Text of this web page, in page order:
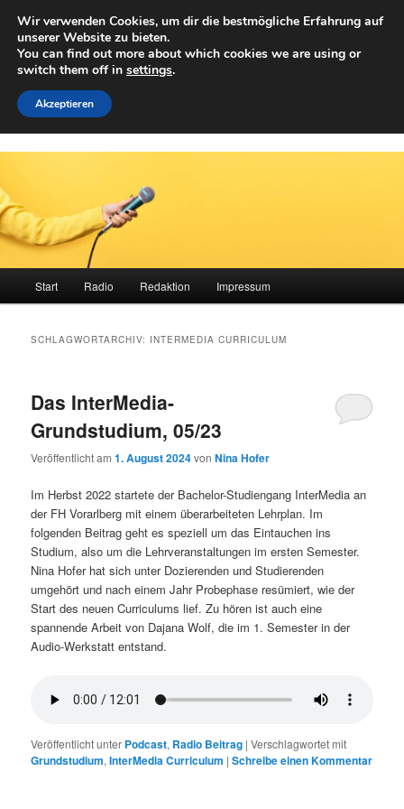
primären
Inhalt
springen
sekundären
Inhalt
springenAchwelle
Campus Medien der Fachhochschule Vorarlberg
Start Radio Redaktion Impressum
SCHLAGWORTARCHIV: INTERMEDIA CURRICULUM
Das InterMedia-
Grundstudium, 05/23
Veröffentlicht am1. August 2024vonNina Hofer
Im Herbst 2022 startete der Bachelor-Studiengang InterMedia an
der FH Vorarlberg mit einem überarbeiteten Lehrplan. Im
folgenden Beitrag geht es speziell um das Eintauchen ins
Studium, also um die Lehrveranstaltungen im ersten Semester.
Nina Hofer hat sich unter Dozierenden und Studierenden
umgehört und nach einem Jahr Probephase resümiert, wie der
Start des neuen Curriculums lief. Zu hören ist auch eine
spannende Arbeit von Dajana Wolf, die im 1. Semester in der
Audio-Werkstatt entstand.
Veröffentlicht unter Podcast, Radio Beitrag |Verschlagwortet mit
Grundstudium,InterMedia Curriculum |Schreibe einen Kommentar
Wir verwenden Cookies, um dir die bestmögliche Erfahrung auf
unserer Website zu bieten.
You can find out more about which cookies we are using or
switch them off in settings.
Akzeptieren